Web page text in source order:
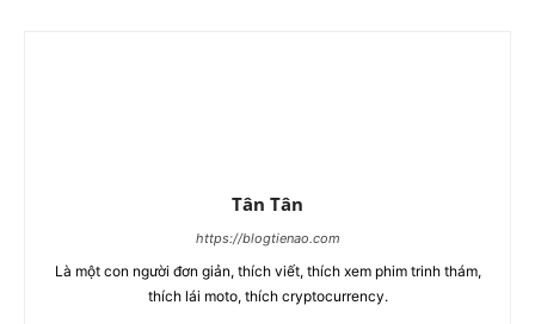
Tân Tân
https://blogtienao.com
Là một con người đơn giản, thích viết, thích xem phim trinh thám,
thích lái moto, thích cryptocurrency.